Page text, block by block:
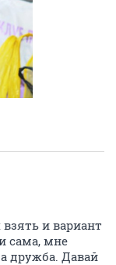
и вариант
сама, мне
дружба. Давай